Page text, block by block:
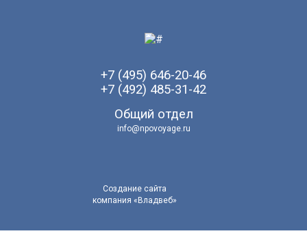
+7 (495) 646-20-46
+7 (492) 485-31-42
Общий отдел
info@npovoyage.ru
Создание cайта
компания «Владвеб»